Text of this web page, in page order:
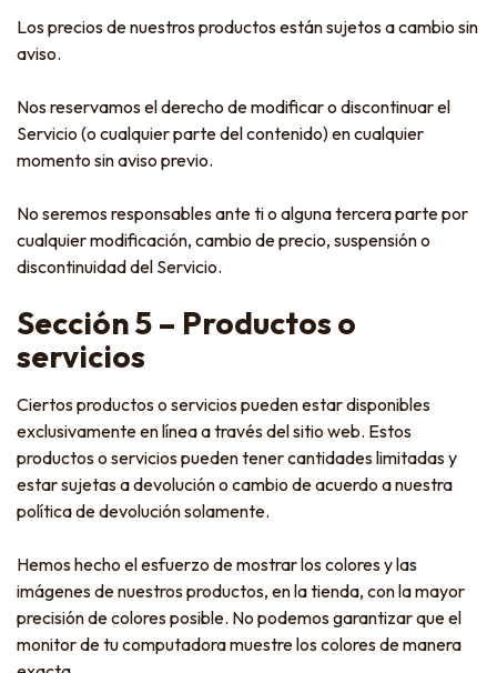
Los precios de nuestros productos están sujetos a cambio sin
aviso.
Nos reservamos el derecho de modificar o discontinuar el
Servicio (o cualquier parte del contenido) en cualquier
momento sin aviso previo.
No seremos responsables ante ti o alguna tercera parte por
cualquier modificación, cambio de precio, suspensión o
discontinuidad del Servicio.
Sección 5 – Productos o
servicios
Ciertos productos o servicios pueden estar disponibles
exclusivamente en línea a través del sitio web. Estos
productos o servicios pueden tener cantidades limitadas y
estar sujetas a devolución o cambio de acuerdo a nuestra
política de devolución solamente.
Hemos hecho el esfuerzo de mostrar los colores y las
imágenes de nuestros productos, en la tienda, con la mayor
precisión de colores posible. No podemos garantizar que el
monitor de tu computadora muestre los colores de manera